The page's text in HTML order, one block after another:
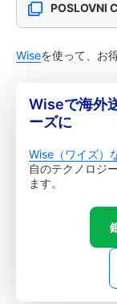
POSLOVNI
Wiseを使って、お
Wiseで海外
ーズに
Wise（ワイズ）
自のテクノロジ
ます。